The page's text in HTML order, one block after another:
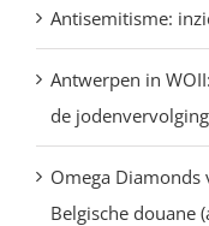
Antisemitisme:
Antwerpen in
de
Omega Diamonds
Belgische douane